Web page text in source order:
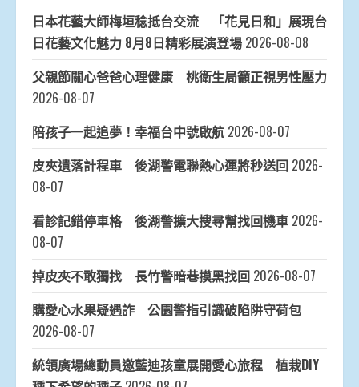
日本花藝大師梅垣稔抵台交流 「花見日和」展現台
日花藝文化魅力 8月8日精彩展演登場 2026-08-08
父親節關心爸爸心理健康 桃衛生局籲正視男性壓力
2026-08-07
陪孩子一起追夢！幸福台中號啟航 2026-08-07
皮夾遺落計程車 後湖警電聯熱心運將秒送回 2026-
08-07
看診記錯停車格 後湖警擴大搜尋幫找回機車 2026-
08-07
掉皮夾不敢獨找 長竹警暗巷摸黑找回 2026-08-07
購愛心水果疑遇詐 公園警指引識破陷阱守荷包
2026-08-07
統領廣場總動員邀藍迪孩童展開愛心旅程 植栽DIY